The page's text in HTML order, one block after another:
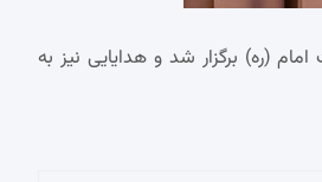
(ره) برگزار شد و هدایایی نیز به